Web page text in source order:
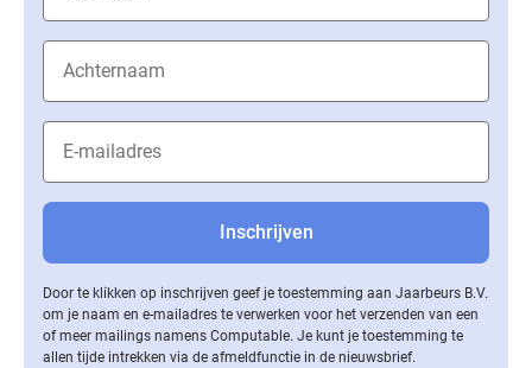
Door te klikken op inschrijven geef je toestemming aan Jaarbeurs B.V.
om je naam en e-mailadres te verwerken voor het verzenden van een
of meer mailings namens Computable. Je kunt je toestemming te
allen tijde intrekken via de af­meld­func­tie in de nieuwsbrief.